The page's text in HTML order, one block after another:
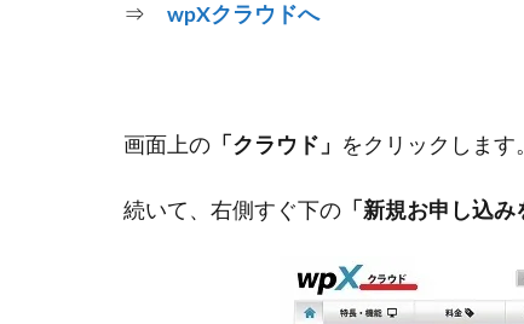
⇒ wpXクラウドへ
画面上の 「クラウド」 をクリックします。
続いて、右側すぐ下の 「新規お申し込み